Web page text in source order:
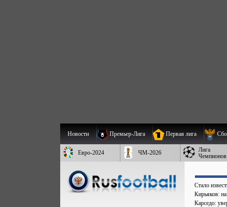
Новости Премьер-Лига Первая лига
Евро-2024 ЧМ-2026
Лига
Чемпионов
Стало
Кирьяков:
Карседо: